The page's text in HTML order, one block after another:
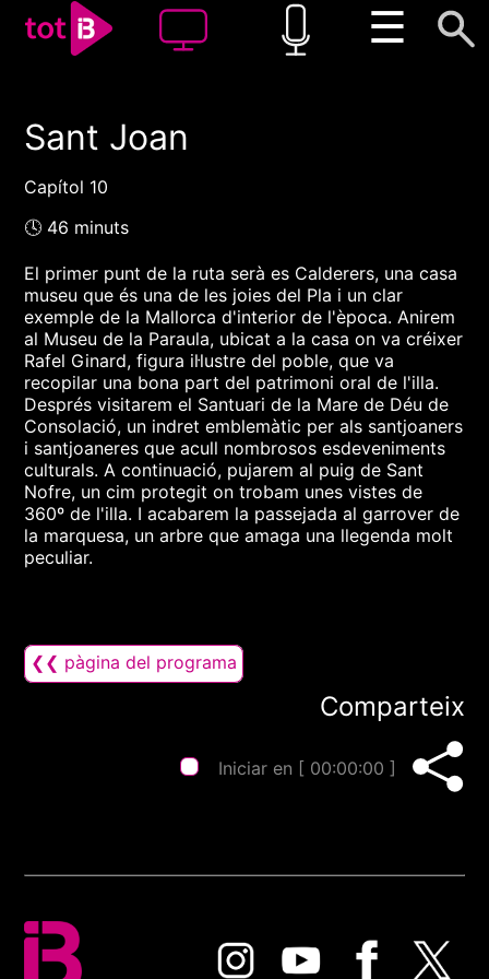
☰
00:00 00:00
Sant Joan
Capítol 10
🕓 46 minuts
El primer punt de la ruta serà es Calderers, una casa
museu que és una de les joies del Pla i un clar
exemple de la Mallorca d'interior de l'època. Anirem
al Museu de la Paraula, ubicat a la casa on va créixer
Rafel Ginard, figura il·lustre del poble, que va
recopilar una bona part del patrimoni oral de l'illa.
Després visitarem el Santuari de la Mare de Déu de
Consolació, un indret emblemàtic per als santjoaners
i santjoaneres que acull nombrosos esdeveniments
culturals. A continuació, pujarem al puig de Sant
Nofre, un cim protegit on trobam unes vistes de
360º de l'illa. I acabarem la passejada al garrover de
la marquesa, un arbre que amaga una llegenda molt
peculiar.
❮❮ pàgina del programa
Comparteix
Iniciar en [ 00:00:00 ]